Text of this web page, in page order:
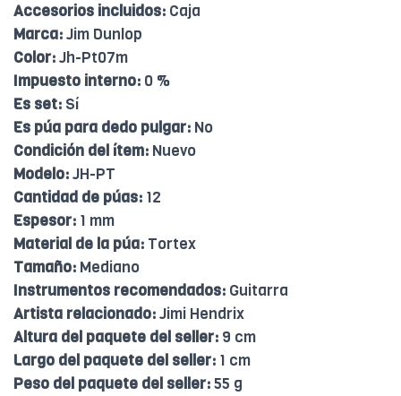
Accesorios incluidos: Caja
Marca:Jim Dunlop
Color:Jh-Pt07m
Impuesto interno: 0 %
Es set: Sí
Es púa para dedo pulgar: No
Condición del ítem: Nuevo
Modelo:JH-PT
Cantidad de púas: 12
Espesor: 1 mm
Material de la púa: Tortex
Tamaño: Mediano
Instrumentos recomendados: Guitarra
Artista relacionado:Jimi Hendrix
Altura del paquete del seller: 9 cm
Largo del paquete del seller: 1 cm
Peso del paquete del seller:55 g